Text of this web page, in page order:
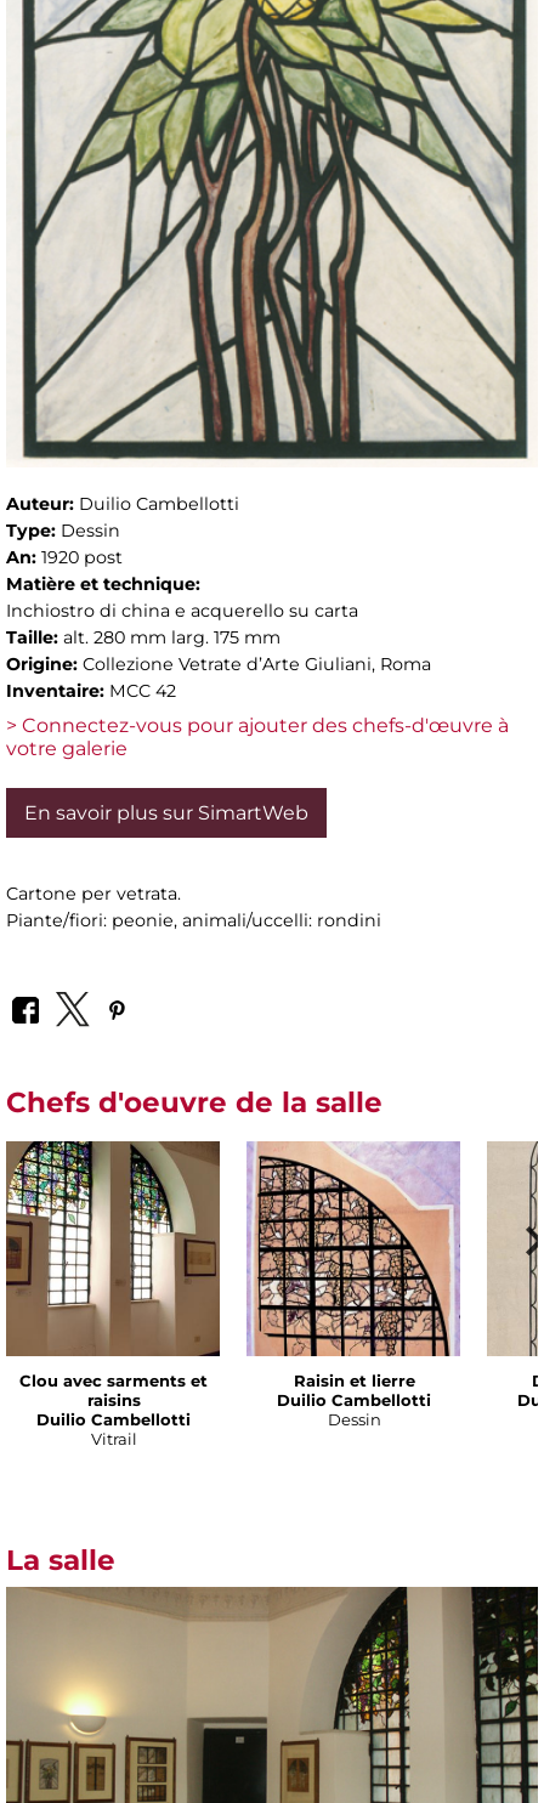
Auteur: Duilio Cambellotti
Type: Dessin
An: 1920 post
Matière et technique:
Inchiostro di china e acquerello su carta
Taille: alt. 280 mm larg. 175 mm
Origine: Collezione Vetrate d’Arte Giuliani, Roma
Inventaire: MCC 42
> Connectez-vous pour ajouter des chefs-d'œuvre à
votre galerie
En savoir plus sur SimartWeb
Cartone per vetrata.
Piante/fiori: peonie, animali/uccelli: rondini
Chefs d'oeuvre de la salle
Clou avec sarments et
raisins
Duilio Cambellotti
Vitrail
Raisin et lierre
Duilio Cambellotti
Dessin
La salle